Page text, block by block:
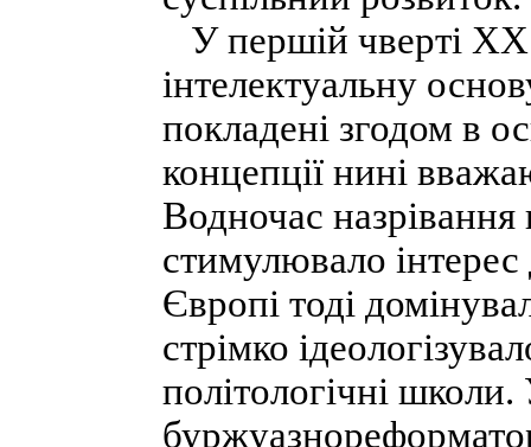
У першій чверті
інтелектуальну
покладені згодом в
концепції нині
Водночас назрівання
стимулювало
Європі тоді
стрімко
політологічні